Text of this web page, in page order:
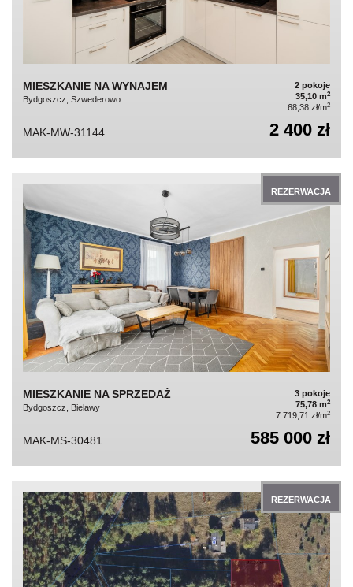
MIESZKANIE NA WYNAJEM
Bydgoszcz, Szwederowo
2 pokoje
35,10 m2
68,38 zł/m2
MAK-MW-31144 2 400 zł
REZERWACJA
MIESZKANIE NA SPRZEDAŻ
Bydgoszcz, Bielawy
3 pokoje
75,78 m2
7 719,71 zł/m2
MAK-MS-30481 585 000 zł
REZERWACJA